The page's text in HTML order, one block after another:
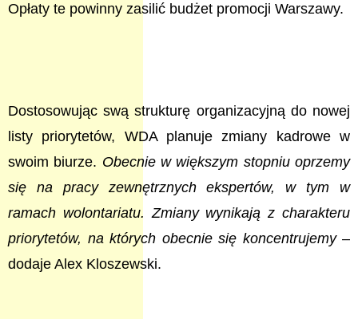
Opłaty te powinny zasilić budżet promocji Warszawy.
Dostosowując swą strukturę organizacyjną do nowej
listy priorytetów, WDA planuje zmiany kadrowe w
swoim biurze. Obecnie w większym stopniu oprzemy
się na pracy zewnętrznych ekspertów, w tym w
ramach wolontariatu. Zmiany wynikają z charakteru
priorytetów, na których obecnie się koncentrujemy–
dodaje Alex Kloszewski.